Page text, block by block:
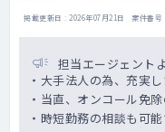
掲載更新日 : 2026年07月21日 案件番号
担当エージェント
・大手法人の為、充実
・当直、オンコール免
・時短勤務の相談も可能